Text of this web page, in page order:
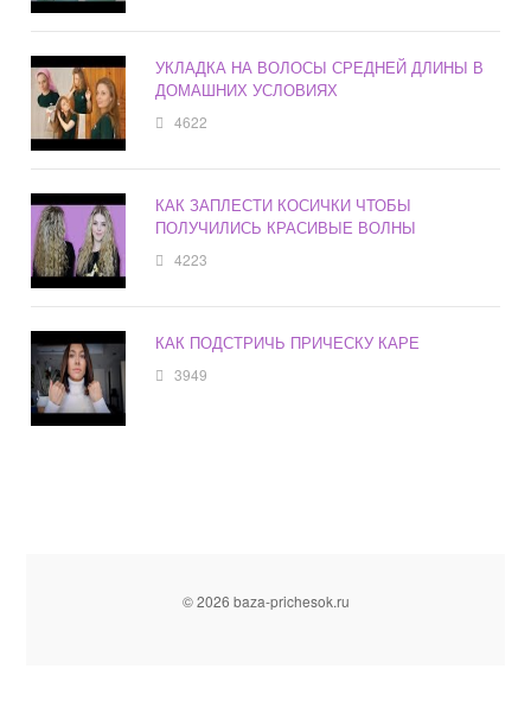
УКЛАДКА НА ВОЛОСЫ СРЕДНЕЙ ДЛИНЫ В
ДОМАШНИХ УСЛОВИЯХ
4622
КАК ЗАПЛЕСТИ КОСИЧКИ ЧТОБЫ
ПОЛУЧИЛИСЬ КРАСИВЫЕ ВОЛНЫ
4223
КАК ПОДСТРИЧЬ ПРИЧЕСКУ КАРЕ
3949
© 2026 baza-prichesok.ru